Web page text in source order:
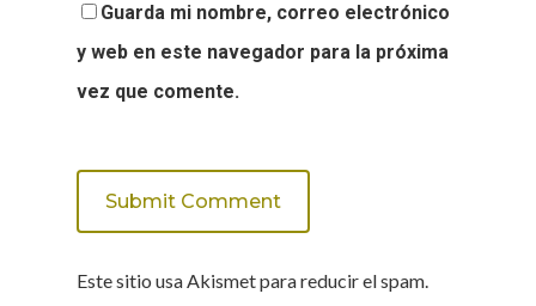
Guarda mi nombre, correo electrónico
y web en este navegador para la próxima
vez que comente.
Este sitio usa Akismet para reducir el spam.